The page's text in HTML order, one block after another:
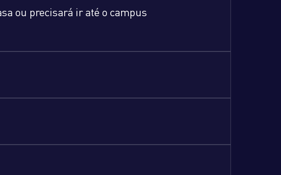
ou precisará ir até o campus